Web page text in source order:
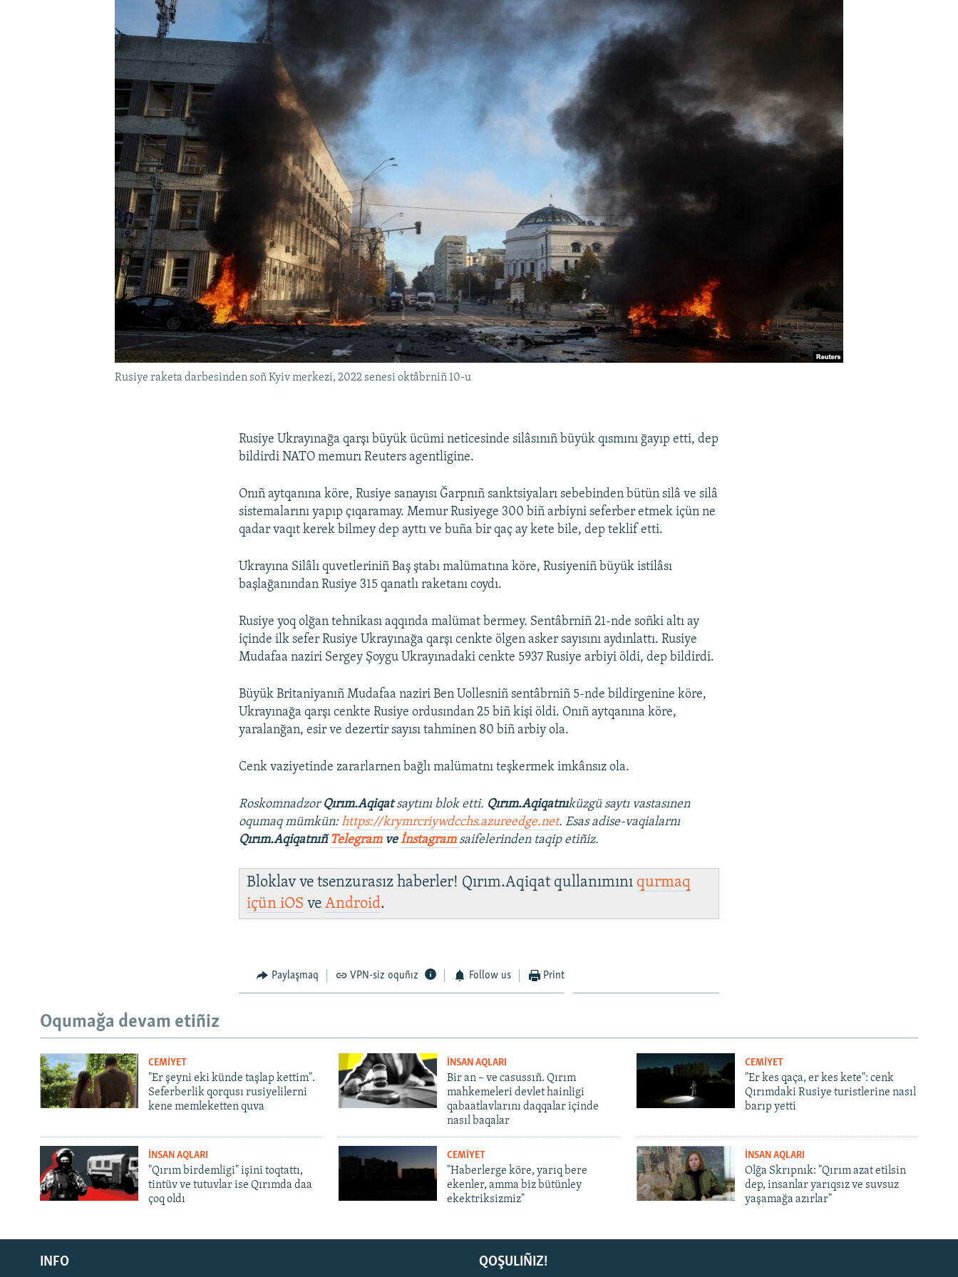
Русский
Українською
Rusiye raketa darbesinden soñ Kyiv merkezi, 2022 senesi oktâbrniñ 10-u
Rusiye Ukrayınağa qarşı büyük ücümi neticesinde silâsınıñ büyük qısmını ğayıp etti, dep
bildirdi NATO memurı Reuters agentligine.
Onıñ aytqanına köre, Rusiye sanayısı Ğarpnıñ sanktsiyaları sebebinden bütün silâ ve silâ
sistemalarını yapıp çıqaramay. Memur Rusiyege 300 biñ arbiyni seferber etmek içün ne
qadar vaqıt kerek bilmey dep ayttı ve buña bir qaç ay kete bile, dep teklif etti.
Ukrayına Silâlı quvetleriniñ Baş ştabı malümatına köre, Rusiyeniñ büyük istilâsı
başlağanından Rusiye 315 qanatlı raketanı coydı.
Rusiye yoq olğan tehnikası aqqında malümat bermey. Sentâbrniñ 21-nde soñki altı ay
içinde ilk sefer Rusiye Ukrayınağa qarşı cenkte ölgen asker sayısını aydınlattı. Rusiye
Mudafaa naziri Sergey Şoygu Ukrayınadaki cenkte 5937 Rusiye arbiyi öldi, dep bildirdi.
Büyük Britaniyanıñ Mudafaa naziri Ben Uollesniñ sentâbrniñ 5-nde bildirgenine köre,
Ukrayınağa qarşı cenkte Rusiye ordusından 25 biñ kişi öldi. Onıñ aytqanına köre,
yaralanğan, esir ve dezertir sayısı tahminen 80 biñ arbiy ola.
Cenk vaziyetinde zararlarnen bağlı malümatnı teşkermek imkânsız ola.
Roskomnadzor Qırım.Aqiqatsaytını blok etti. Qırım.Aqiqatnıküzgü saytı vastasınen
oqumaq mümkün:https://krymrcriywdcchs.azureedge.net. Esas adise-vaqialarnı
Qırım.AqiqatnıñTelegramveİnstagram saifelerinden taqip etiñiz.
Bloklav ve tsenzurasız haberler! Qırım.Aqiqat qullanımını qurmaq
içüniOS veAndroid.
Paylaşmaq VPN-siz oquñız Follow us Print
Oqumağa devam etiñiz
CEMİYET
"Er şeyni eki künde taşlap kettim".
Seferberlik qorqusı rusiyelilerni
kene memleketten quva
İNSAN AQLARI
Bir an – ve casussıñ. Qırım
mahkemeleri devlet hainligi
qabaatlavlarını daqqalar içinde
nasıl baqalar
CEMİYET
"Er kes qaça, er kes kete": cenk
Qırımdaki Rusiye turistlerine nasıl
barıp yetti
İNSAN AQLARI
"Qırım birdemligi" işini toqtattı,
tintüv ve tutuvlar ise Qırımda daa
çoq oldı
CEMİYET
"Haberlerge köre, yarıq bere
ekenler, amma biz bütünley
ekektriksizmiz"
İNSAN AQLARI
Olğa Skrıpnık: "Qırım azat etilsin
dep, insanlar yarıqsız ve suvsuz
yaşamağa azırlar"
QOŞULIÑIZ!
INFO